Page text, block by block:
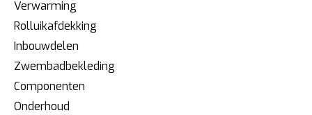
Verwarming
Rolluikafdekking
Inbouwdelen
Zwembadbekleding
Componenten
Onderhoud